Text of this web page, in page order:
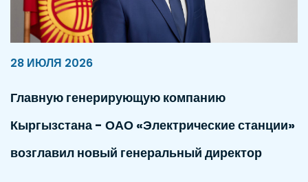
28 ИЮЛЯ 2026
Главную генерирующую компанию
Кыргызстана - ОАО «Электрические станции»
возглавил новый генеральный директор